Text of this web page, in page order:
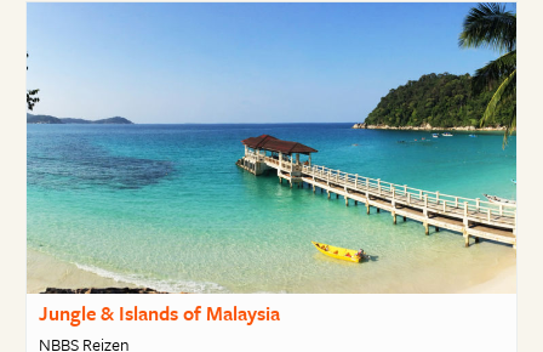
Jungle & Islands of Malaysia
NBBS Reizen